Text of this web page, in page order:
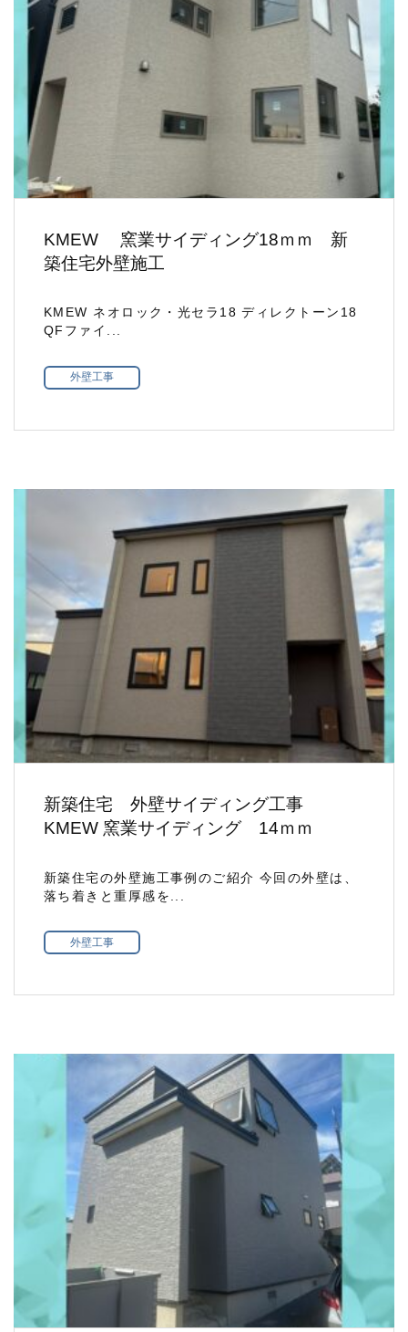
KMEW 窯業サイディング18ｍｍ 新
築住宅外壁施工
KMEW ネオロック・光セラ18 ディレクトーン18
QFファイ...
外壁工事
新築住宅 外壁サイディング工事
KMEW 窯業サイディング 14ｍｍ
新築住宅の外壁施工事例のご紹介 今回の外壁は、
落ち着きと重厚感を...
外壁工事